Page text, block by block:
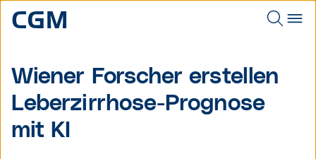
Wiener Forscher erstellen
Leber­zirrhose-Prog­nose
mit KI